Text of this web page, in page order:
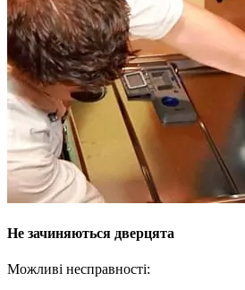
Не зачиняються дверцята
Можливі несправності: